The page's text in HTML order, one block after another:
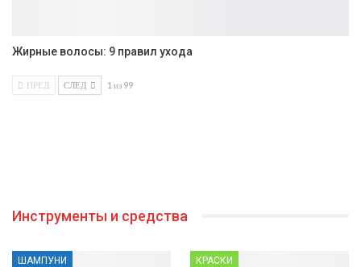
Жирные волосы: 9 правил ухода
ПРЕД СЛЕД 1 из 99
Инструменты и средства
ШАМПУНИ КРАСКИ